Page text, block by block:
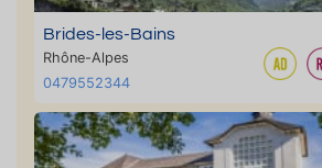
Brides-les-Bains
Rhône-Alpes
0479552344